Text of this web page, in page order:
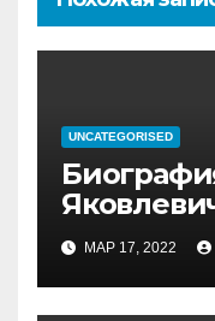
UNCATEGORISED
история
МАР 17, 2022